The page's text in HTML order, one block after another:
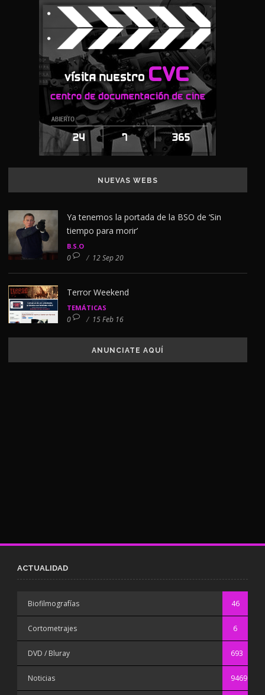
NUEVAS WEBS
Ya tenemos la portada de la BSO de ‘Sin
tiempo para morir’
B.S.O
0 / 12 Sep 20
Terror Weekend
TEMÁTICAS
0 / 15 Feb 16
ANUNCIATE AQUÍ
ACTUALIDAD
Biofilmografías 46
Cortometrajes 6
DVD / Bluray 693
Noticias 9469